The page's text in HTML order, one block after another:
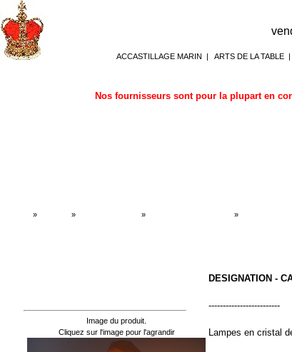
ACCASTILLAGE MARIN | ARTS DE LA TABLE |
Nos fournisseurs sont pour la plupart en
» » » »
Image du produit.
Cliquez sur l'image pour l'agrandir
DESIGNATION -
-------------------------
Lampes en cristal